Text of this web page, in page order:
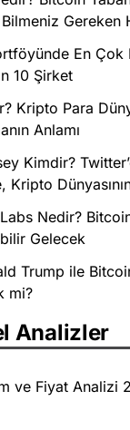
Bilmeniz Gereken
En
10 Şirket
Kripto Para
Anlamı
Kimdir?
Kripto
Nedir?
Gelecek
Trump ile
mi?
Analizler
ve Fiyat Analizi